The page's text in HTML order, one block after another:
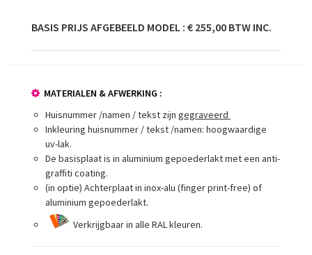
BASIS PRIJS AFGEBEELD MODEL : € 255,00 BTW INC.
MATERIALEN & AFWERKING :
Huisnummer /namen / tekst zijn gegraveerd
Inkleuring huisnummer / tekst /namen: hoogwaardige
uv-lak.
De basisplaat is in aluminium gepoederlakt met een anti-
graffiti coating.
(in optie) Achterplaat in inox-alu (finger print-free) of
aluminium gepoederlakt.
Verkrijgbaar in alle RAL kleuren.